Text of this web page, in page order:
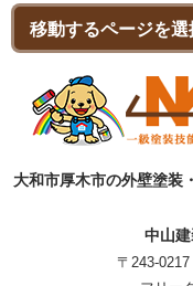
大和市厚木市の外壁塗装
中山
〒243-